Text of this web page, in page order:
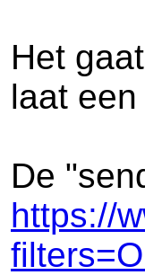
Het
laat
De
https://